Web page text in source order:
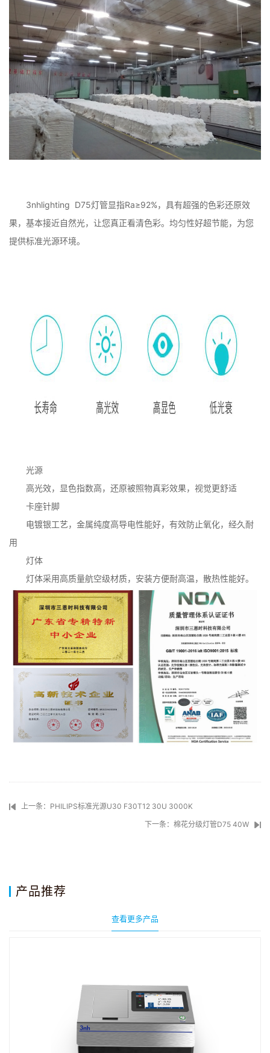
3nhlighting D75灯管显指Ra≥92%，具有超强的色彩还原效
果，基本接近自然光，让您真正看清色彩。均匀性好超节能，为您
提供标准光源环境。
光源
高光效，显色指数高，还原被照物真彩效果，视觉更舒适
卡座针脚
电镀银工艺，金属纯度高导电性能好，有效防止氧化，经久耐
用
灯体
灯体采用高质量航空级材质，安装方便耐高温，散热性能好。
上一条：PHILIPS标准光源U30 F30T12 30U 3000K
下一条：棉花分级灯管D75 40W
产品推荐
查看更多产品